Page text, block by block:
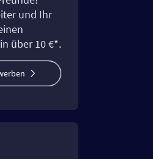
und Ihr
über 10 €*.